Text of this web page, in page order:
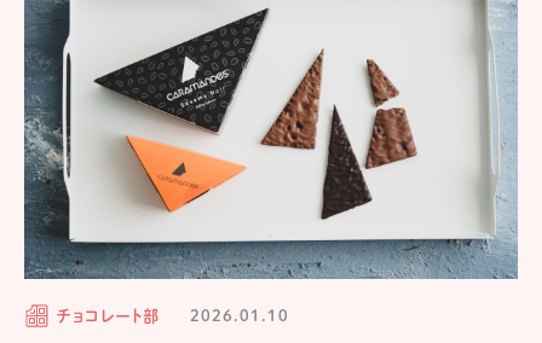
チョコレート部 2026.01.10